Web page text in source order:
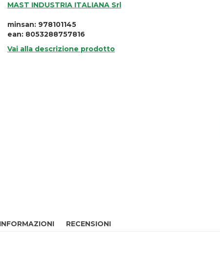
MAST INDUSTRIA ITALIANA Srl
minsan: 978101145
ean: 8053288757816
Vai alla descrizione prodotto
RECENSIONI